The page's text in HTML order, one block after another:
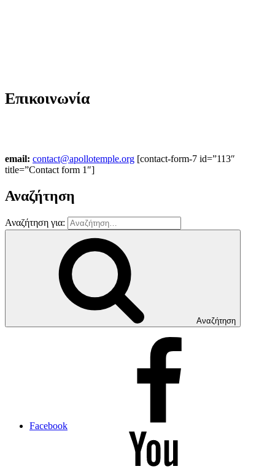
Επικοινωνία
email: contact@apollotemple.org [contact-form-7 id=”113″
title=”Contact form 1″]
Αναζήτηση
Αναζήτηση για:
Αναζήτηση
Facebook